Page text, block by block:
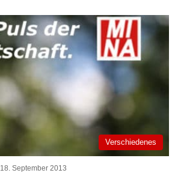
Verschiedenes
18. September 2013